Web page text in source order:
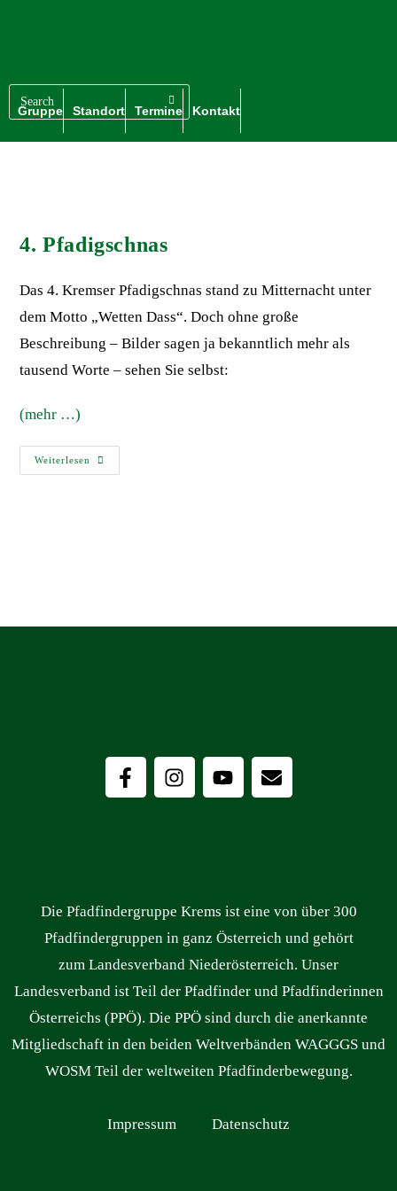
Gruppe Standort Termine Kontakt
4. Pfadigschnas
Das 4. Kremser Pfadigschnas stand zu Mitternacht unter
dem Motto „Wetten Dass“. Doch ohne große
Beschreibung – Bilder sagen ja bekanntlich mehr als
tausend Worte – sehen Sie selbst:
(mehr …)
Weiterlesen
Die Pfadfindergruppe Krems ist eine von über 300
Pfadfindergruppen in ganz Österreich und gehört
zum Landesverband Niederösterreich. Unser
Landesverband ist Teil der Pfadfinder und Pfadfinderinnen
Österreichs (PPÖ). Die PPÖ sind durch die anerkannte
Mitgliedschaft in den beiden Weltverbänden WAGGGS und
WOSM Teil der weltweiten Pfadfinderbewegung.
Impressum Datenschutz